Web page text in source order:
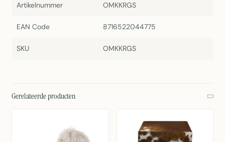
Artikelnummer OMKKRGS
EAN Code 8716522044775
SKU OMKKRGS
Gerelateerde producten